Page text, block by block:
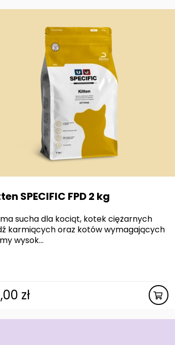
SPECIFIC FPD 2 kg
sucha dla kociąt, kotek ciężarnych
karmiących oraz kotów wymagających
wysok...
zł